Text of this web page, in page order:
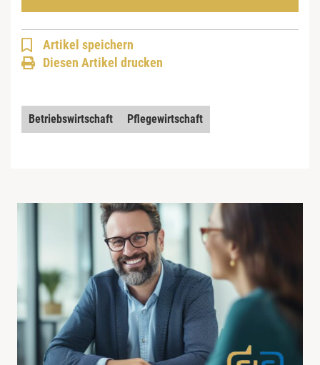
Artikel speichern
Diesen Artikel drucken
Betriebswirtschaft Pflegewirtschaft